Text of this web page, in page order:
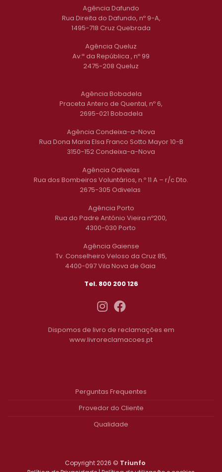
Agência Dafundo
Rua Direita do Dafundo, nº 9-A,
1495-718 Cruz Quebrada
Agência Queluz
Av.ª da República , nº 99
2475-208 Queluz
Agência Bobadela
Praceta Antero de Quental, nº 6,
2695-021 Bobadela
Agência Condeixa-a-Nova
Rua Dona Maria Elsa Franco Sotto Mayor 10-B
3150-152 Condeixa-a-Nova
Agência Odivelas
Rua dos Bombeiros Voluntários, n.º 11 A – r/c Dto.
2675-305 Odivelas
Agência Porto
Rua do Padre António Vieira nº200,
4300-030 Porto
Agência Gaiense
Tv. Conselheiro Veloso da Cruz 85,
4400-097 Vila Nova de Gaia
Tel. 800 200 126
Dispomos de livro de reclamações em
www.livroreclamacoes.pt
Perguntas Frequentes
Provedor do Cliente
Qualidade
Copyright 2026 © Triunfo